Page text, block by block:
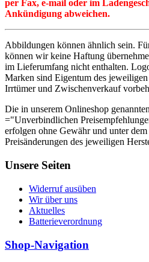
per Fax, e-mail oder im
Ankündigung abweichen.
Abbildungen können ähnlich sein.
können wir keine Haftung
im Lieferumfang nicht enthalten.
Marken sind Eigentum des
Irrtümer und Zwischenverkauf
Die in unserem Onlineshop
="Unverbindlichen
erfolgen ohne Gewähr und unter
Preisänderungen des jeweiligen
Unsere Seiten
Widerruf ausüben
Wir über uns
Aktuelles
Batterieverordnung
Shop-Navigation